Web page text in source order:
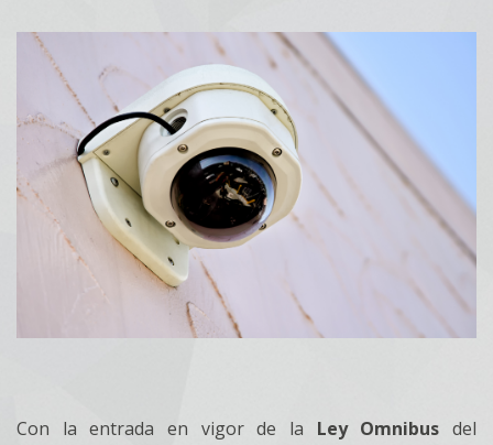
Con la entrada en vigor de la Ley Omnibus del